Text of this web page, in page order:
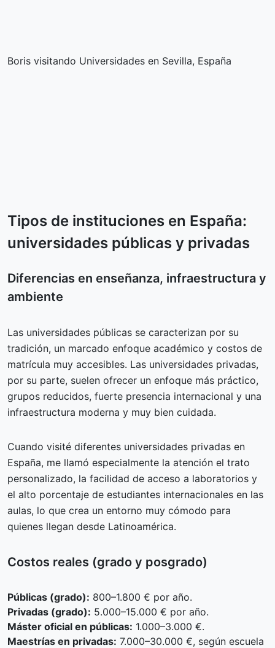
Boris visitando Universidades en Sevilla, España
Tipos de instituciones en España:
universidades públicas y privadas
Diferencias en enseñanza, infraestructura y
ambiente
Las universidades públicas se caracterizan por su
tradición, un marcado enfoque académico y costos de
matrícula muy accesibles. Las universidades privadas,
por su parte, suelen ofrecer un enfoque más práctico,
grupos reducidos, fuerte presencia internacional y una
infraestructura moderna y muy bien cuidada.
Cuando visité diferentes universidades privadas en
España, me llamó especialmente la atención el trato
personalizado, la facilidad de acceso a laboratorios y
el alto porcentaje de estudiantes internacionales en las
aulas, lo que crea un entorno muy cómodo para
quienes llegan desde Latinoamérica.
Costos reales (grado y posgrado)
Públicas (grado): 800–1.800 € por año.
Privadas (grado): 5.000–15.000 € por año.
Máster oficial en públicas: 1.000–3.000 €.
Maestrías en privadas: 7.000–30.000 €, según escuela